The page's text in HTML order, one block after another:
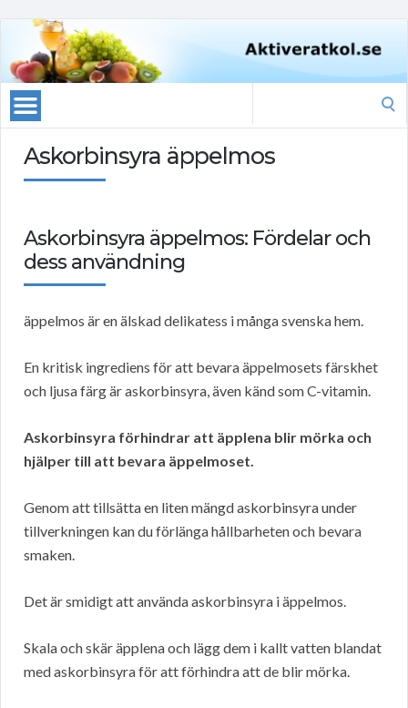
Askorbinsyra äppelmos
Askorbinsyra äppelmos: Fördelar och
dess användning
äppelmos är en älskad delikatess i många svenska hem.
En kritisk ingrediens för att bevara äppelmosets färskhet
och ljusa färg är askorbinsyra, även känd som C-vitamin.
Askorbinsyra förhindrar att äpplena blir mörka och
hjälper till att bevara äppelmoset.
Genom att tillsätta en liten mängd askorbinsyra under
tillverkningen kan du förlänga hållbarheten och bevara
smaken.
Det är smidigt att använda askorbinsyra i äppelmos.
Skala och skär äpplena och lägg dem i kallt vatten blandat
med askorbinsyra för att förhindra att de blir mörka.